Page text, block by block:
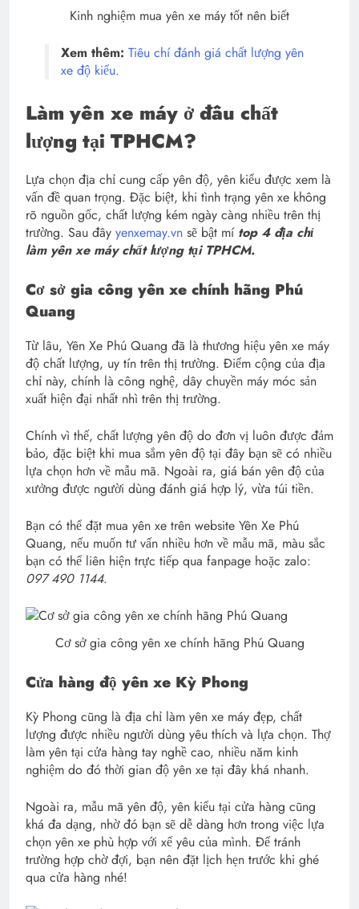
Kinh nghiệm mua yên xe máy tốt nên biết
Xem thêm: Tiêu chí đánh giá chất lượng yên
xe độ kiểu.
Làm yên xe máy ở đâu chất
lượng tại TPHCM?
Lựa chọn địa chỉ cung cấp yên độ, yên kiểu được xem là
vấn đề quan trọng. Đặc biệt, khi tình trạng yên xe không
rõ nguồn gốc, chất lượng kém ngày càng nhiều trên thị
trường. Sau đây yenxemay.vn sẽ bật mí top 4 địa chỉ
làm yên xe máy chất lượng tại TPHCM.
Cơ sở gia công yên xe chính hãng Phú
Quang
Từ lâu, Yên Xe Phú Quang đã là thương hiệu yên xe máy
độ chất lượng, uy tín trên thị trường. Điểm cộng của địa
chỉ này, chính là công nghệ, dây chuyền máy móc sản
xuất hiện đại nhất nhì trên thị trường.
Chính vì thế, chất lượng yên độ do đơn vị luôn được đảm
bảo, đặc biệt khi mua sắm yên độ tại đây bạn sẽ có nhiều
lựa chọn hơn về mẫu mã. Ngoài ra, giá bán yên độ của
xưởng được người dùng đánh giá hợp lý, vừa túi tiền.
Bạn có thể đặt mua yên xe trên website Yên Xe Phú
Quang, nếu muốn tư vấn nhiều hơn về mẫu mã, màu sắc
bạn có thể liên hiện trực tiếp qua fanpage hoặc zalo:
097 490 1144.
Cơ sở gia công yên xe chính hãng Phú Quang
Cửa hàng độ yên xe Kỳ Phong
Kỳ Phong cũng là địa chỉ làm yên xe máy đẹp, chất
lượng được nhiều người dùng yêu thích và lựa chọn. Thợ
làm yên tại cửa hàng tay nghề cao, nhiều năm kinh
nghiệm do đó thời gian độ yên xe tại đây khá nhanh.
Ngoài ra, mẫu mã yên độ, yên kiểu tại cửa hàng cũng
khá đa dạng, nhờ đó bạn sẽ dễ dàng hơn trong việc lựa
chọn yên xe phù hợp với xế yêu của mình. Để tránh
trường hợp chờ đợi, bạn nên đặt lịch hẹn trước khi ghé
qua cửa hàng nhé!